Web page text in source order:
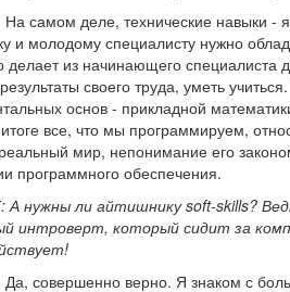
На самом деле, технические навыки -
и молодому специалисту нужно
делает из начинающего специалиста
своего труда, уметь
основ - прикладной
все, что мы программируем,
мир, непонимание его
программного обеспечения.
А нужны ли айтишнику soft-skills?
интроверт, который сидит за
Да, совершенно верно. Я знаком с